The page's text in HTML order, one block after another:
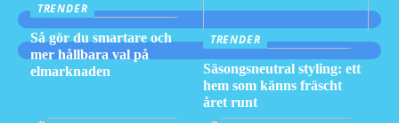
TRENDER
Så gör du smartare och
mer hållbara val på
elmarknaden
TRENDER
Säsongsneutral styling: ett
hem som känns fräscht
året runt